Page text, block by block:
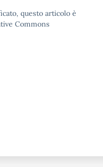
questo articolo è
Commons